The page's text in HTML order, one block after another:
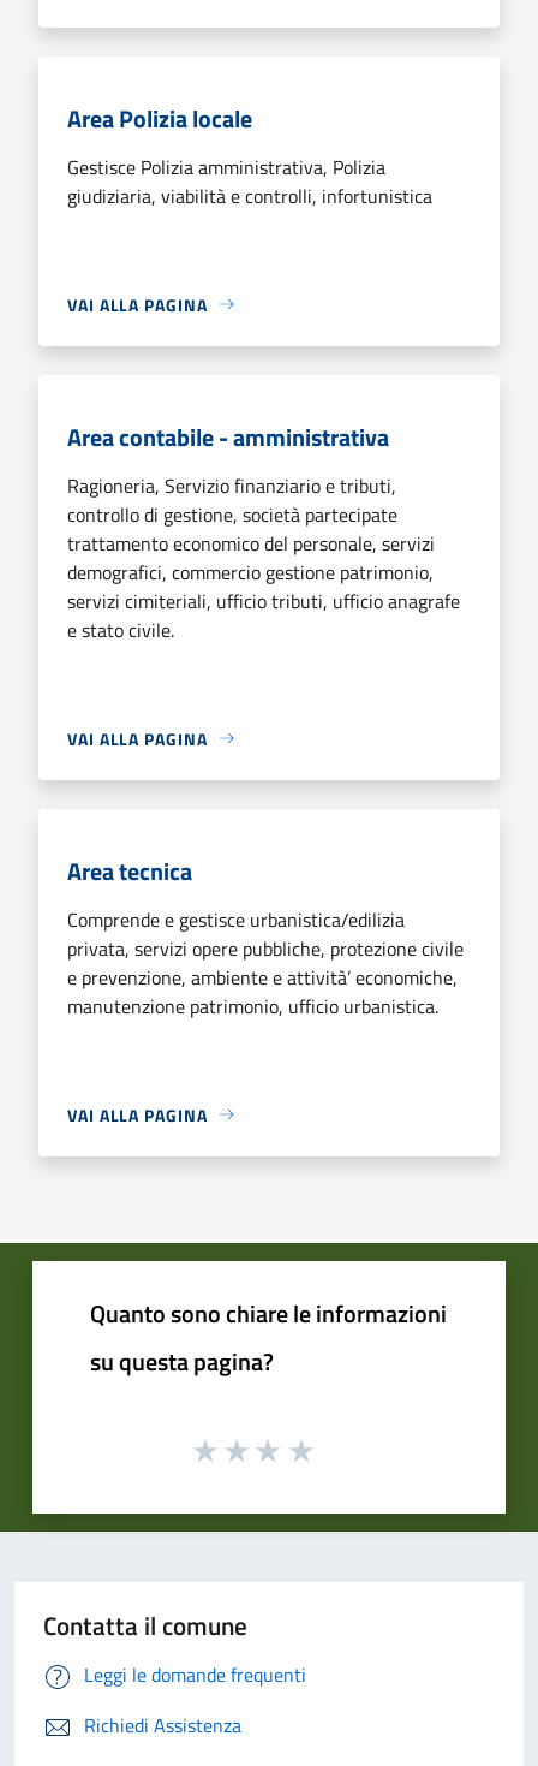
Area Polizia locale
Gestisce Polizia amministrativa, Polizia
giudiziaria, viabilità e controlli, infortunistica
VAI ALLA PAGINA
Area contabile - amministrativa
Ragioneria, Servizio finanziario e tributi,
controllo di gestione, società partecipate
trattamento economico del personale, servizi
demografici, commercio gestione patrimonio,
servizi cimiteriali, ufficio tributi, ufficio anagrafe
e stato civile.
VAI ALLA PAGINA
Area tecnica
Comprende e gestisce urbanistica/edilizia
privata, servizi opere pubbliche, protezione civile
e prevenzione, ambiente e attività’ economiche,
manutenzione patrimonio, ufficio urbanistica.
VAI ALLA PAGINA
Quanto sono chiare le informazioni
su questa pagina?
Contatta il comune
Leggi le domande frequenti
Richiedi Assistenza